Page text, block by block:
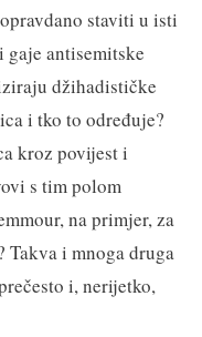
staviti u isti
antisemitske
džihadističke
i tko to određuje?
kroz povijest i
s tim polom
na primjer, za
Takva i mnoga druga
i, nerijetko,